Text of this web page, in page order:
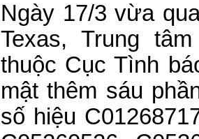
Ngày 17/3 vừa
Texas, Trung
thuộc Cục Tình
mật thêm sáu
số hiệu